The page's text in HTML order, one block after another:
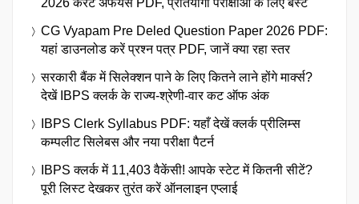
2026 करेंट अफेयर्स PDF, प्रतियोगी परीक्षाओं के लिए बेस्ट
CG Vyapam Pre Deled Question Paper 2026 PDF:
यहां डाउनलोड करें प्रश्न पत्र PDF, जानें क्या रहा स्तर
सरकारी बैंक में सिलेक्शन पाने के लिए कितने लाने होंगे मार्क्स?
देखें IBPS क्लर्क के राज्य-श्रेणी-वार कट ऑफ अंक
IBPS Clerk Syllabus PDF: यहाँ देखें क्लर्क प्रीलिम्स
कम्पलीट सिलेबस और नया परीक्षा पैटर्न
IBPS क्लर्क में 11,403 वैकेंसी! आपके स्टेट में कितनी सीटें?
पूरी लिस्ट देखकर तुरंत करें ऑनलाइन एप्लाई